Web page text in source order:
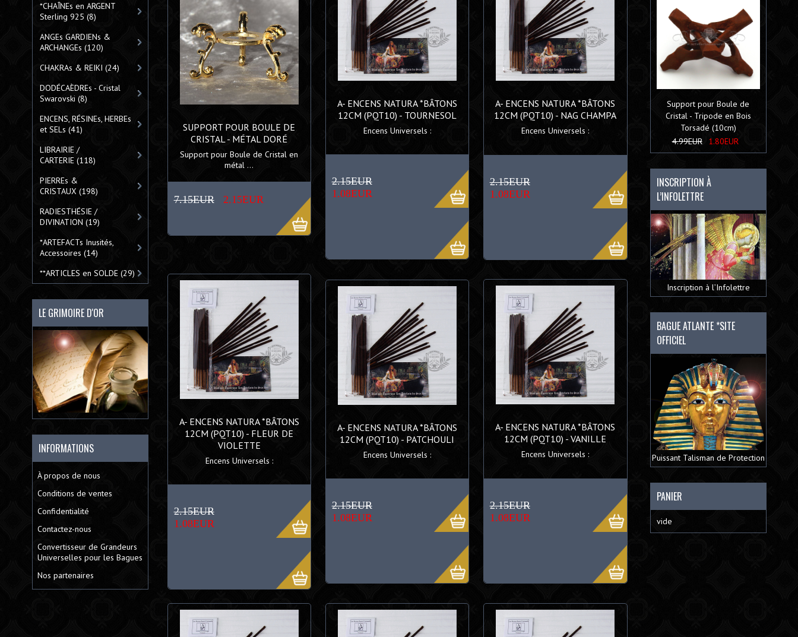
SUPPORT POUR BOULE DE
CRISTAL - MÉTAL DORÉ
Support pour Boule de Cristal en
métal ...
7.15EUR 2.15EUR
A- ENCENS NATURA *BÂTONS
12CM (PQT10) - TOURNESOL
Encens Universels :
2.15EUR
1.08EUR
A- ENCENS NATURA *BÂTONS
12CM (PQT10) - NAG CHAMPA
Encens Universels :
2.15EUR
1.08EUR
A- ENCENS NATURA *BÂTONS
12CM (PQT10) - FLEUR DE
VIOLETTE
Encens Universels :
2.15EUR
1.08EUR
A- ENCENS NATURA *BÂTONS
12CM (PQT10) - PATCHOULI
Encens Universels :
2.15EUR
1.08EUR
A- ENCENS NATURA *BÂTONS
12CM (PQT10) - VANILLE
Encens Universels :
2.15EUR
1.08EUR
*CHAÎNEs en ARGENT
Sterling 925 (8)
ANGEs GARDIENs &
ARCHANGEs (120)
CHAKRAs & REIKI (24)
DODÉCAÈDREs - Cristal
Swarovski (8)
ENCENS, RÉSINEs, HERBEs
et SELs (41)
LIBRAIRIE /
CARTERIE(118)
PIERREs &
CRISTAUX (198)
RADIESTHÉSIE /
DIVINATION (19)
*ARTEFACTs Inusités,
Accessoires (14)
**ARTICLES en SOLDE(29)
LE GRIMOIRE D'OR
INFORMATIONS
À propos de nous
Conditions de ventes
Confidentialité
Contactez-nous
Convertisseur de Grandeurs
Universelles pour les Bagues
Nos partenaires
Support pour Boule de
Cristal - Tripode en Bois
Torsadé (10cm)
4.99EUR
1.80EUR
INSCRIPTION À
L’INFOLETTRE
Inscription à l’Infolettre
BAGUE ATLANTE *SITE
OFFICIEL
Puissant Talisman de Protection
PANIER
vide